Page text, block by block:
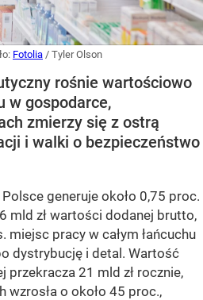
Fotolia / Tyler Olson
rośnie wartościowo
w gospodarce,
zmierzy się z ostrą
i walki o bezpieczeństwo
generuje około 0,75 proc.
mld zł wartości dodanej brutto,
miejsc pracy w całym łańcuchu
dystrybucję i detal. Wartość
21 mld zł rocznie,
wzrosła o około 45 proc.,